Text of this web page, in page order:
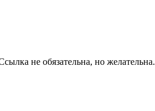
не обязательна, но желательна.